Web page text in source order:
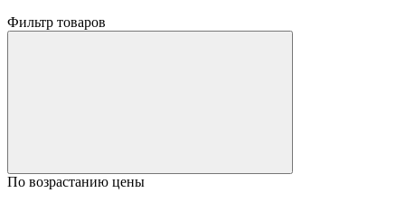
Фильтр товаров
По возрастанию цены